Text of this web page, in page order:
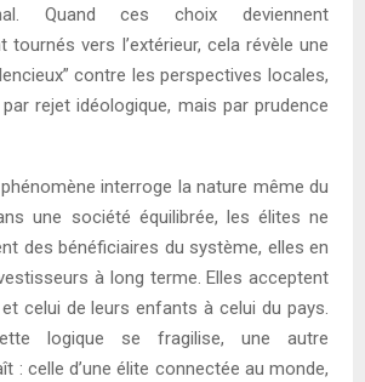
Quand ces choix deviennent
tournés vers l’extérieur, cela révèle une
contre les perspectives locales,
rejet idéologique, mais par prudence
interroge la nature même du
une société équilibrée, les élites ne
des bénéficiaires du système, elles en
à long terme. Elles acceptent
celui de leurs enfants à celui du pays.
logique se fragilise, une autre
: celle d’une élite connectée au monde,